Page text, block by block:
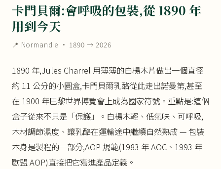
卡門貝爾:會呼吸的包裝,從 1890 年
用到今天
📍 Normandie · 1890 → 2026
1890 年,Jules Charrel 用薄薄的白楊木片做出一個直徑
約 11 公分的小圓盒,卡門貝爾乳酪從此走出諾曼第,甚至
在 1900 年巴黎世界博覽會上成為國家符號。重點是:這個
盒子從來不只是「保護」。白楊木輕、低氣味、可呼吸,
木材調節濕度、讓乳酪在運輸途中繼續自然熟成 — 包裝
本身是製程的一部分,AOP 規範(1983 年 AOC、1993 年
歐盟 AOP)直接把它寫進產品定義。